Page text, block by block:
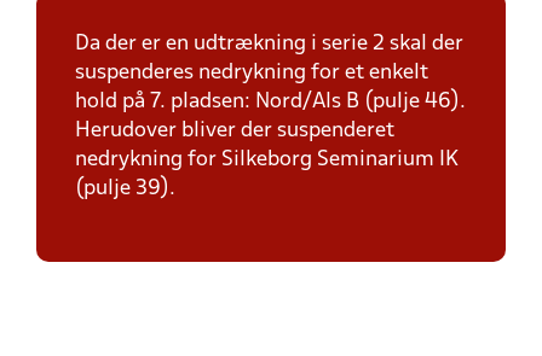
Da der er en udtrækning i serie 2 skal der
suspenderes nedrykning for et enkelt
hold på 7. pladsen: Nord/Als B (pulje 46).
Herudover bliver der suspenderet
nedrykning for Silkeborg Seminarium IK
(pulje 39).